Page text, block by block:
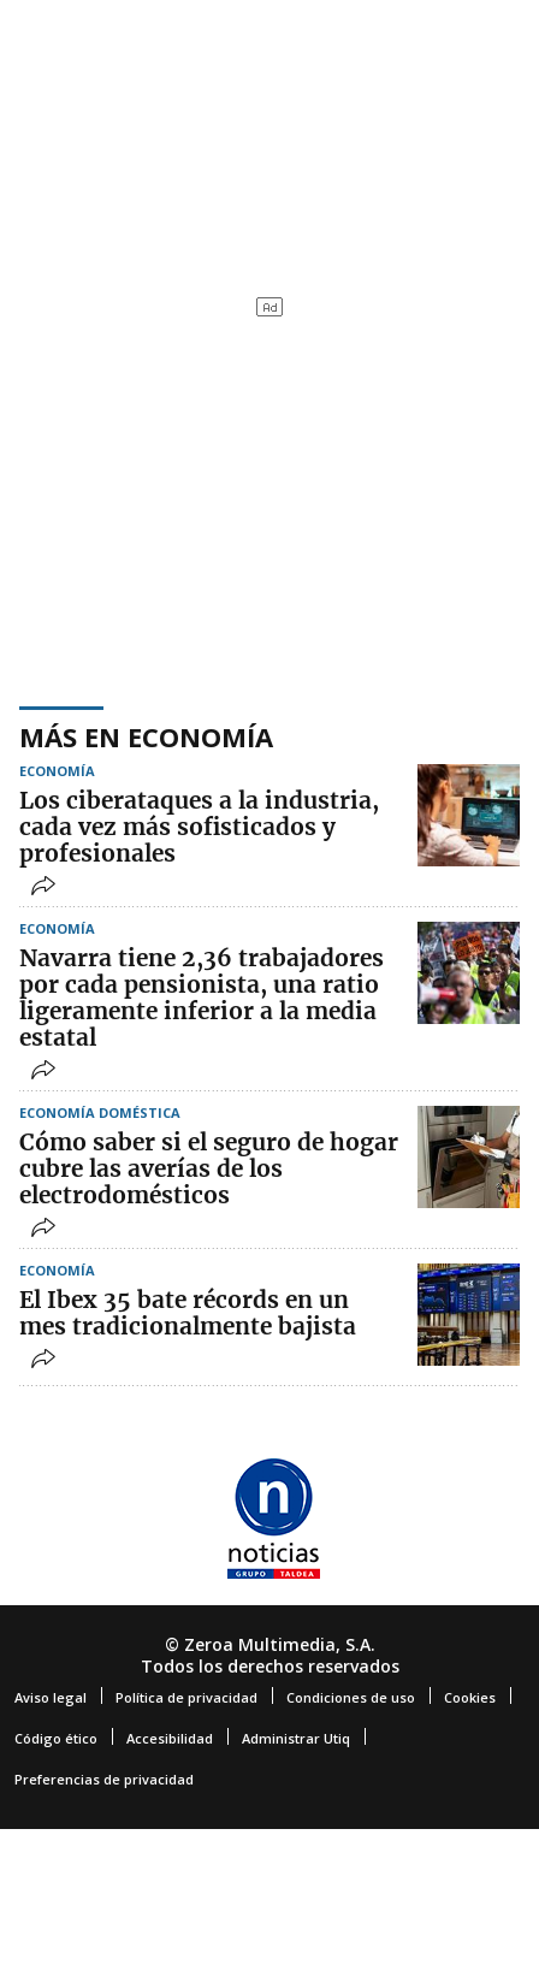
MÁS EN ECONOMÍA
ECONOMÍA
Los ciberataques a la industria,
cada vez más sofisticados y
profesionales
ECONOMÍA
Navarra tiene 2,36 trabajadores
por cada pensionista, una ratio
ligeramente inferior a la media
estatal
ECONOMÍA DOMÉSTICA
Cómo saber si el seguro de hogar
cubre las averías de los
electrodomésticos
ECONOMÍA
El Ibex 35 bate récords en un
mes tradicionalmente bajista
© Zeroa Multimedia, S.A.
Todos los derechos reservados
Aviso legal Política de privacidad Condiciones de uso Cookies
Código ético Accesibilidad Administrar Utiq
Preferencias de privacidad